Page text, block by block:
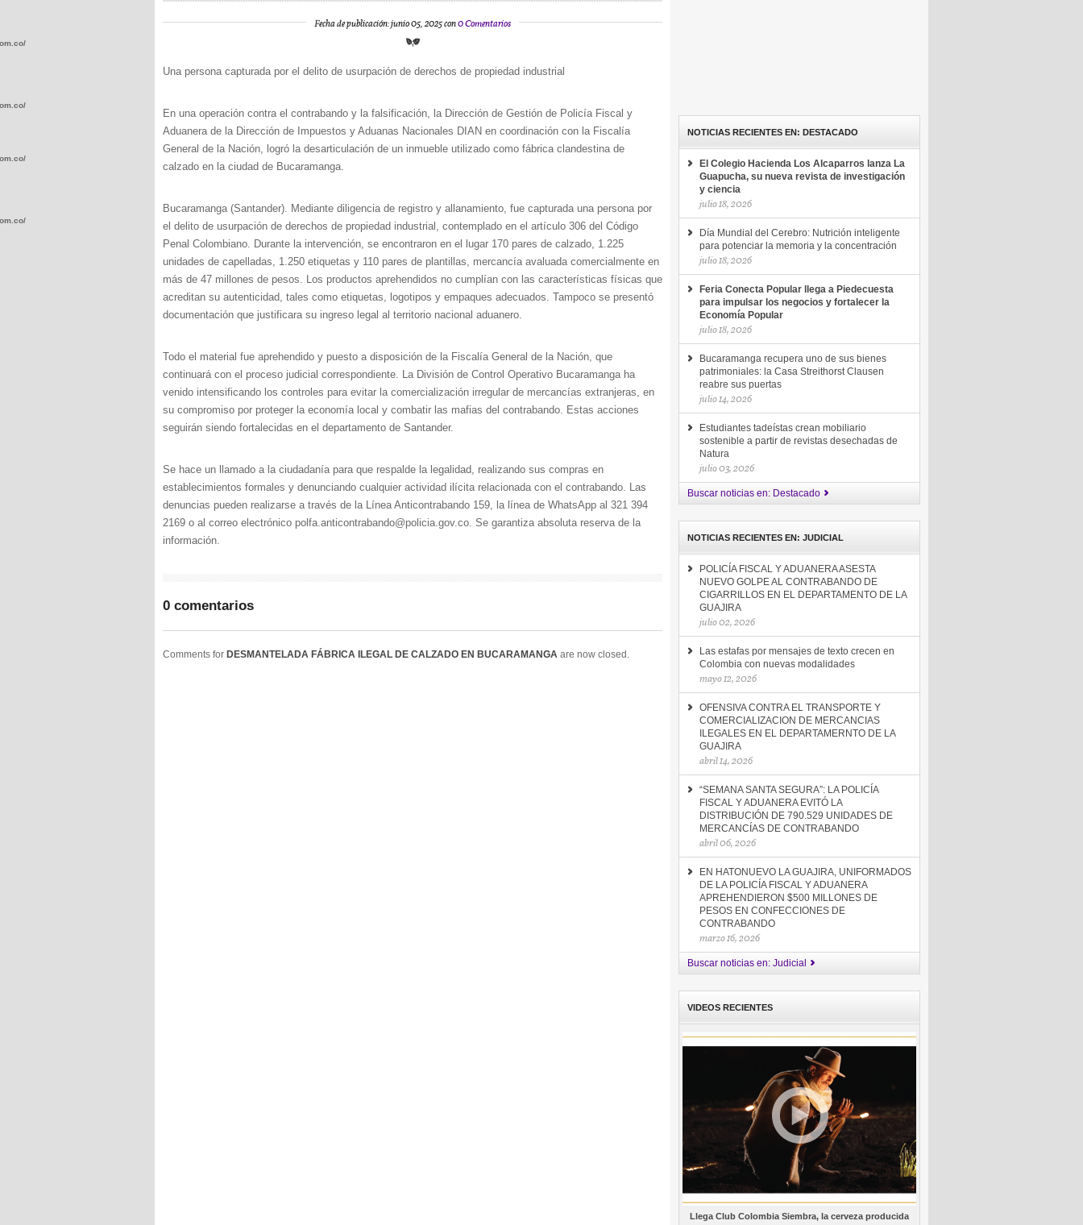
Fecha de publicación: junio 05, 2025 con0 Comentarios
Una persona capturada por el delito de usurpación de derechos de propiedad industrial
En una operación contra el contrabando y la falsificación, la Dirección de Gestión de Policía Fiscal y
Aduanera de la Dirección de Impuestos y Aduanas Nacionales DIAN en coordinación con la Fiscalía
General de la Nación, logró la desarticulación de un inmueble utilizado como fábrica clandestina de
calzado en la ciudad de Bucaramanga.
Bucaramanga (Santander). Mediante diligencia de registro y allanamiento, fue capturada una persona por
el delito de usurpación de derechos de propiedad industrial, contemplado en el artículo 306 del Código
Penal Colombiano. Durante la intervención, se encontraron en el lugar 170 pares de calzado, 1.225
unidades de capelladas, 1.250 etiquetas y 110 pares de plantillas, mercancía avaluada comercialmente en
más de 47 millones de pesos. Los productos aprehendidos no cumplían con las características físicas que
acreditan su autenticidad, tales como etiquetas, logotipos y empaques adecuados. Tampoco se presentó
documentación que justificara su ingreso legal al territorio nacional aduanero.
Todo el material fue aprehendido y puesto a disposición de la Fiscalía General de la Nación, que
continuará con el proceso judicial correspondiente. La División de Control Operativo Bucaramanga ha
venido intensificando los controles para evitar la comercialización irregular de mercancías extranjeras, en
su compromiso por proteger la economía local y combatir las mafias del contrabando. Estas acciones
seguirán siendo fortalecidas en el departamento de Santander.
Se hace un llamado a la ciudadanía para que respalde la legalidad, realizando sus compras en
establecimientos formales y denunciando cualquier actividad ilícita relacionada con el contrabando. Las
denuncias pueden realizarse a través de la Línea Anticontrabando 159, la línea de WhatsApp al 321 394
2169 o al correo electrónico polfa.anticontrabando@policia.gov.co. Se garantiza absoluta reserva de la
información.
0 comentarios
Comments for DESMANTELADA FÁBRICA ILEGAL DE CALZADO EN BUCARAMANGA are now closed.
NOTICIAS RECIENTES EN: DESTACADO
El Colegio Hacienda Los Alcaparros lanza La
Guapucha, su nueva revista de investigación
y ciencia
julio 18, 2026
Día Mundial del Cerebro: Nutrición inteligente
para potenciar la memoria y la concentración
julio 18, 2026
Feria Conecta Popular llega a Piedecuesta
para impulsar los negocios y fortalecer la
Economía Popular
julio 18, 2026
Bucaramanga recupera uno de sus bienes
patrimoniales: la Casa Streithorst Clausen
reabre sus puertas
julio 14, 2026
Estudiantes tadeístas crean mobiliario
sostenible a partir de revistas desechadas de
Natura
julio 03, 2026
Buscar noticias en: Destacado
NOTICIAS RECIENTES EN: JUDICIAL
POLICÍA FISCAL Y ADUANERA ASESTA
NUEVO GOLPE AL CONTRABANDO DE
CIGARRILLOS EN EL DEPARTAMENTO DE LA
GUAJIRA
julio 02, 2026
Las estafas por mensajes de texto crecen en
Colombia con nuevas modalidades
mayo 12, 2026
OFENSIVA CONTRA EL TRANSPORTE Y
COMERCIALIZACION DE MERCANCIAS
ILEGALES EN EL DEPARTAMERNTO DE LA
GUAJIRA
abril 14, 2026
“SEMANA SANTA SEGURA”: LA POLICÍA
FISCAL Y ADUANERA EVITÓ LA
DISTRIBUCIÓN DE 790.529 UNIDADES DE
MERCANCÍAS DE CONTRABANDO
abril 06, 2026
EN HATONUEVO LA GUAJIRA, UNIFORMADOS
DE LA POLICÍA FISCAL Y ADUANERA
APREHENDIERON $500 MILLONES DE
PESOS EN CONFECCIONES DE
CONTRABANDO
marzo 16, 2026
Buscar noticias en: Judicial
VIDEOS RECIENTES
Llega Club Colombia Siembra, la cerveza producida
wp-
wp-
wp-
wp-